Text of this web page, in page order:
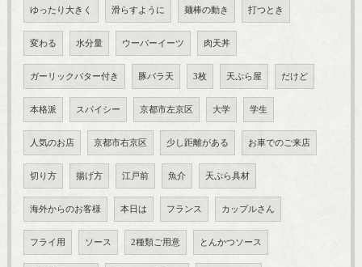
ゆったり大きく 滑らすように 麺棒の動き 打つとき
変わる 水分量 ウーバーイーツ 肉天丼
ガーリックバター付き 豚バラ天 3枚 天ぷら屋 だけど
本格派 スパイシー 京都市左京区 大学 学生
人気のお店 京都市右京区 少し距離がある お車でのご来店
切り方 揚げ方 江戸前 魚介 天ぷら具材
海外からのお客様 本日は フランス カップルさん
フライ用 ソース 2種類ご用意 とんかつソース